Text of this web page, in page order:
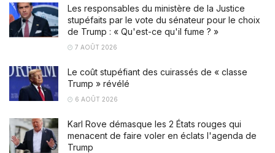
Les responsables du ministère de la Justice
stupéfaits par le vote du sénateur pour le choix
de Trump : « Qu'est-ce qu'il fume ? »
7 AOÛT 2026
Le coût stupéfiant des cuirassés de « classe
Trump » révélé
6 AOÛT 2026
Karl Rove démasque les 2 États rouges qui
menacent de faire voler en éclats l'agenda de
Trump